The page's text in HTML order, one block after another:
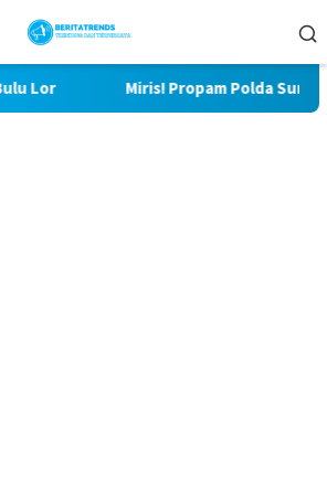
Lor Miris! Propam Polda Sumut